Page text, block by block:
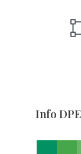
Info DPE